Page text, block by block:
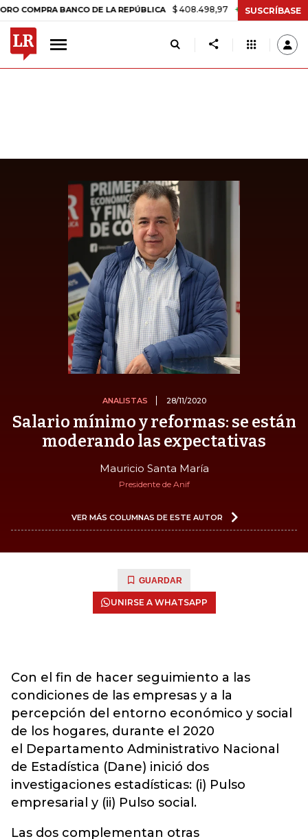
BANCO DE LA REPÚBLICA $ 408.498,97 +$ 8.753,81 +2,19%
SUSCRÍBASE
ANALISTAS 28/11/2020
Salario mínimo y reformas: se están
moderando las expectativas
Mauricio Santa María
Presidente de Anif
VER MÁS COLUMNAS DE ESTE AUTOR
GUARDAR
UNIRSE A WHATSAPP
Con el fin de hacer seguimiento a las
condiciones de las empresas y a la
percepción del entorno económico y social
de los hogares, durante el 2020
el Departamento Administrativo Nacional
de Estadística (Dane) inició dos
investigaciones estadísticas: (i) Pulso
empresarial y (ii) Pulso social.
Las dos complementan otras